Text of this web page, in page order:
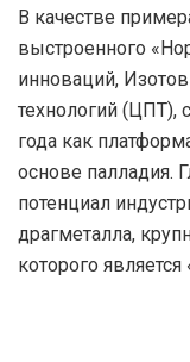
В качестве
выстроенного
инноваций,
технологий (ЦПТ),
года как
основе палладия.
потенциал
драгметалла,
которого